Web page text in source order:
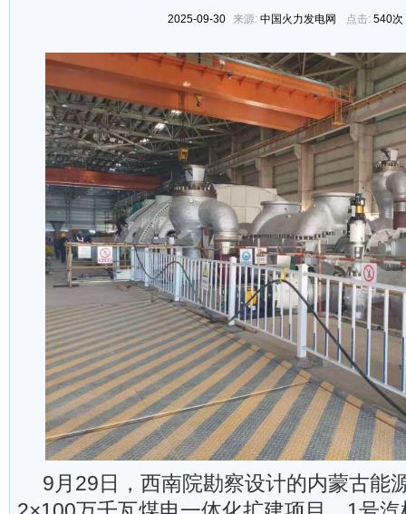
2025-09-30 来源: 中国火力发电网 点击: 540次
9月29日，西南院勘察设计的内蒙古能